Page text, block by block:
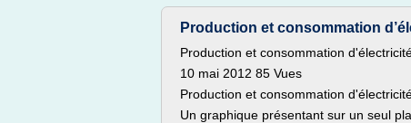
Production et consommation
Production et consommation
10 mai 2012 85 Vues
Production et consommation
Un graphique présentant sur un seul